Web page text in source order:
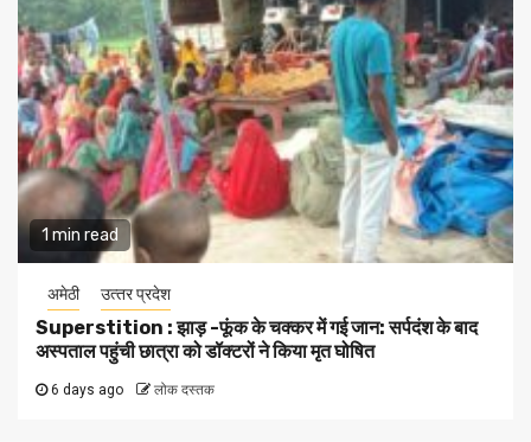
1 min read
अमेठी उत्‍तर प्रदेश
Superstition : झाड़ -फूंक के चक्कर में गई जान: सर्पदंश के बाद
अस्पताल पहुंची छात्रा को डॉक्टरों ने किया मृत घोषित
6 days ago लोक दस्तक